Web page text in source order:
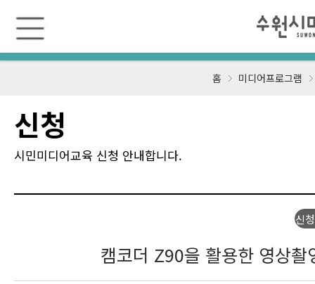
어
홈 미디어프로그램
신청
시민미디어교육 신청 안내합니다.
신
캠코더 Z90을 활용한 영상